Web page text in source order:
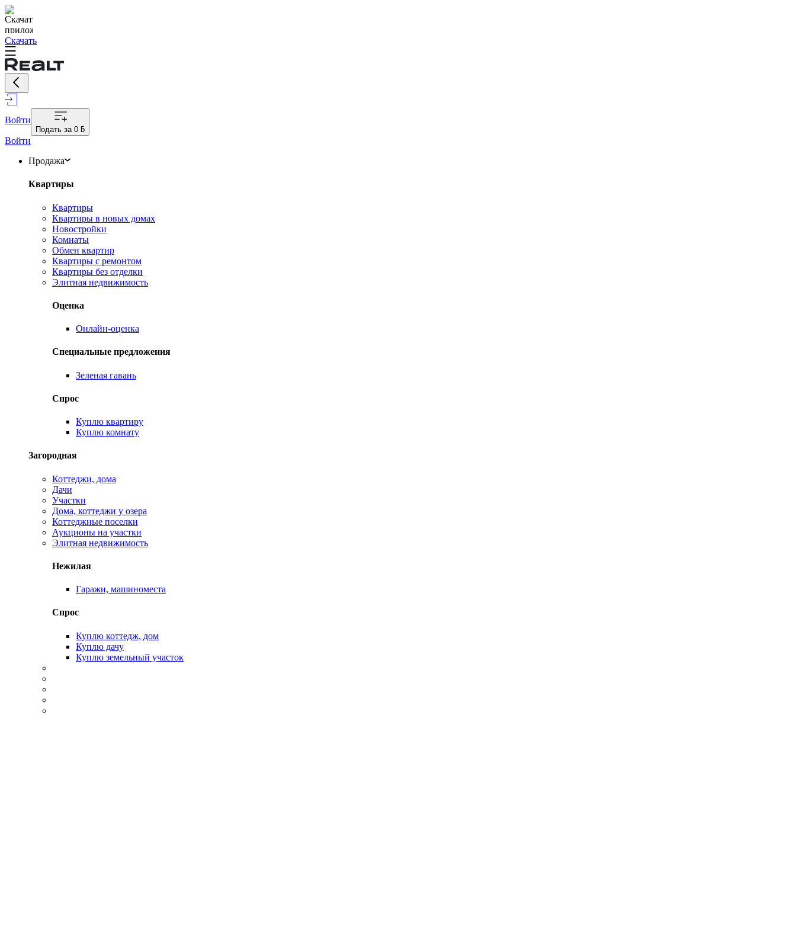
Скачать
Войти
Подать за 0 ƃ
Войти
Продажа
Квартиры
Квартиры
Квартиры в новых домах
Новостройки
Комнаты
Обмен квартир
Квартиры с ремонтом
Квартиры без отделки
Элитная недвижимость
Оценка
Онлайн-оценка
Специальные предложения
Зеленая гавань
Спрос
Куплю квартиру
Куплю комнату
Загородная
Коттеджи, дома
Дачи
Участки
Дома, коттеджи у озера
Коттеджные поселки
Аукционы на участки
Элитная недвижимость
Нежилая
Гаражи, машиноместа
Спрос
Куплю коттедж, дом
Куплю дачу
Куплю земельный участок